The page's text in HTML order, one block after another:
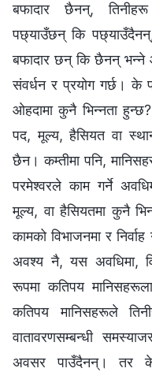
बफादार छैनन्,
पछ्याउँछन् कि पछ्याउँदैनन्,
बफादार छन् कि छैनन् भन्‍ने
संवर्धन र प्रयोग गर्छ। के
ओहदामा कुनै भिन्‍नता
पद, मूल्य, हैसियत वा
छैन। कम्तीमा पनि,
परमेश्‍वरले काम गर्ने
मूल्य, वा हैसियतमा कुनै
कामको विभाजनमा र
अवश्य नै, यस अवधिमा,
रूपमा कतिपय
कतिपय मानिसहरूले
वातावरणसम्बन्धी
अवसर पाउँदैनन्। तर